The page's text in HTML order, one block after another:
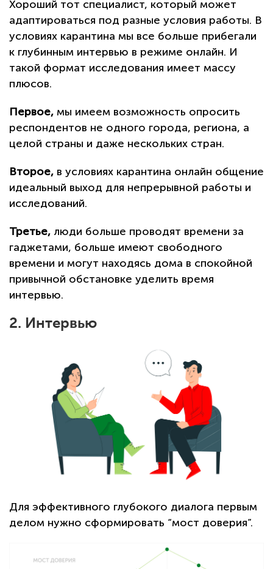
Хороший тот специалист, который может
адаптироваться под разные условия работы. В
условиях карантина мы все больше прибегали
к глубинным интервью в режиме онлайн. И
такой формат исследования имеет массу
плюсов.
Первое, мы имеем возможность опросить
респондентов не одного города, региона, а
целой страны и даже нескольких стран.
Второе, в условиях карантина онлайн общение
идеальный выход для непрерывной работы и
исследований.
Третье, люди больше проводят времени за
гаджетами, больше имеют свободного
времени и могут находясь дома в спокойной
привычной обстановке уделить время
интервью.
2. Интервью
Для эффективного глубокого диалога первым
делом нужно сформировать “мост доверия”.